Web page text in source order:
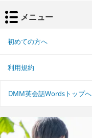
メニュー
初めての方へ
利用規約
DMM英会話Wordsトップへ